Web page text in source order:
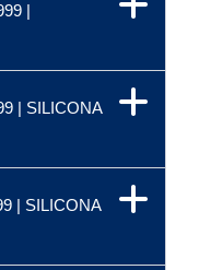
|
| SILICONA
| SILICONA